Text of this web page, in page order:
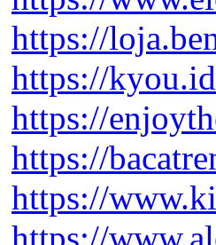
https://
https://
https://
https://
https://
https://